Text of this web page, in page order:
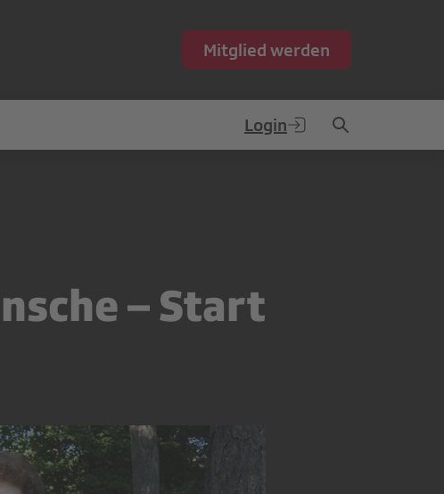
Mitglied werden
Login
– Start